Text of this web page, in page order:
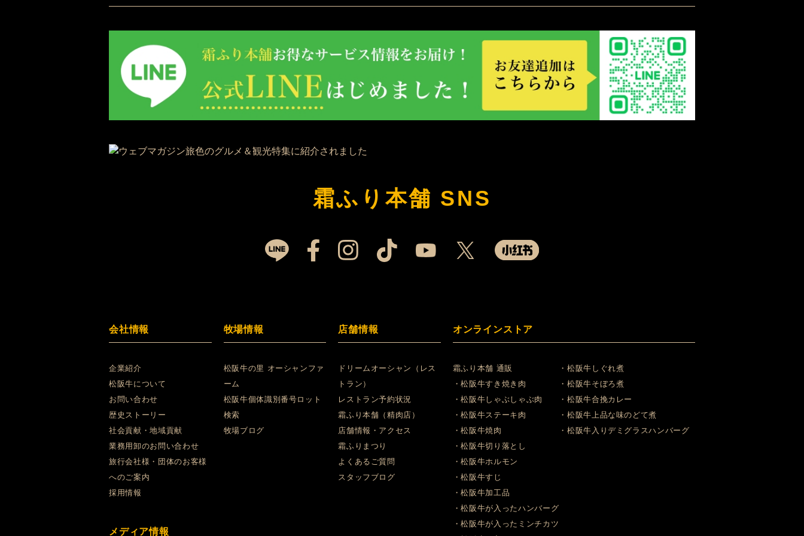
霜ふり本舗 SNS
会社情報
企業紹介
松阪牛について
お問い合わせ
歴史ストーリー
社会貢献・地域貢献
業務用卸のお問い合わせ
旅行会社様・団体のお客様
へのご案内
採用情報
メディア情報
牧場情報
松阪牛の里 オーシャンファ
ーム
松阪牛個体識別番号ロット
検索
牧場ブログ
店舗情報
ドリームオーシャン（レス
トラン）
レストラン予約状況
霜ふり本舗（精肉店）
店舗情報・アクセス
霜ふりまつり
よくあるご質問
スタッフブログ
オンラインストア
霜ふり本舗 通販
・松阪牛すき焼き肉
・松阪牛しゃぶしゃぶ肉
・松阪牛ステーキ肉
・松阪牛焼肉
・松阪牛切り落とし
・松阪牛ホルモン
・松阪牛すじ
・松阪牛加工品
・松阪牛が入ったハンバーグ
・松阪牛が入ったミンチカツ
・松阪牛しぐれ煮
・松阪牛そぼろ煮
・松阪牛合挽カレー
・松阪牛上品な味のどて煮
・松阪牛入りデミグラスハンバーグ